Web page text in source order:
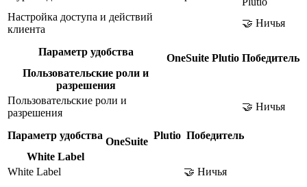
Настройка доступа и действий
клиента
🤝 Ничья
Параметр удобства
OneSuite Plutio Победитель
Пользовательские роли и
разрешения
Пользовательские роли и
разрешения
🤝 Ничья
Параметр удобства
OneSuite
Plutio Победитель
White Label
White Label
🤝 Ничья